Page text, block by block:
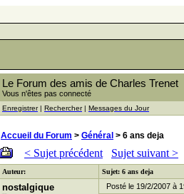
Le Forum des amis de Charles Trenet
Vous n'êtes pas connecté
Enregistrer| Rechercher| Messages du Jour
Accueil du Forum > Général > 6 ans deja
< Sujet précédent Sujet suivant >
Auteur: Sujet: 6 ans deja
nostalgique Posté le 19/2/2007 à